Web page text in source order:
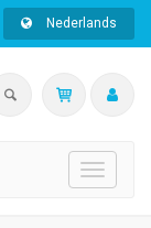
Nederlands
Toggle